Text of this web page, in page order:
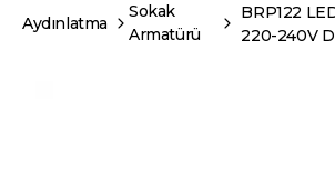
Aydınlatma
Sokak
Armatürü
BRP122
220-240V